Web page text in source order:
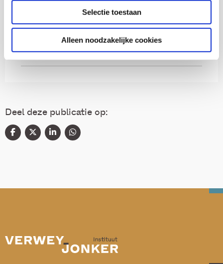
Selectie toestaan
Alleen noodzakelijke cookies
Jeugdhulp
Ondermijning, criminaliteit en veiligheid
Deel deze publicatie op: